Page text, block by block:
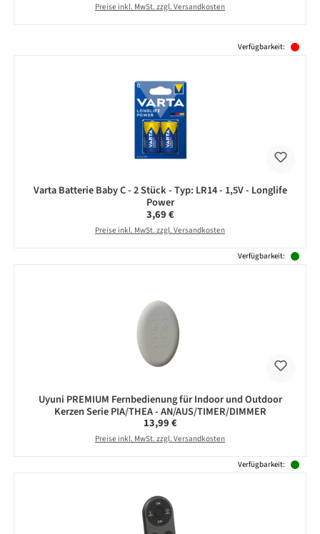
Preise inkl. MwSt. zzgl. Versandkosten
Verfügbarkeit:
Varta Batterie Baby C - 2 Stück - Typ: LR14 - 1,5V - Longlife
Power
Regulärer Preis:
3,69 €
Preise inkl. MwSt. zzgl. Versandkosten
Verfügbarkeit:
Uyuni PREMIUM Fernbedienung für Indoor und Outdoor
Kerzen Serie PIA/THEA - AN/AUS/TIMER/DIMMER
Regulärer Preis:
13,99 €
Preise inkl. MwSt. zzgl. Versandkosten
Verfügbarkeit: